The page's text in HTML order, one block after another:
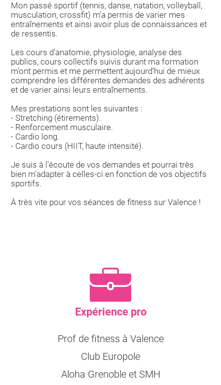
Mon passé sportif (tennis, danse, natation, volleyball,
musculation, crossfit) m'a permis de varier mes
entraînements et ainsi avoir plus de connaissances et
de ressentis.
Les cours d'anatomie, physiologie, analyse des
publics, cours collectifs suivis durant ma formation
m'ont permis et me permettent aujourd’hui de mieux
comprendre les différentes demandes des adhérents
et de varier ainsi leurs entraînements.
Mes prestations sont les suivantes :
- Stretching (étirements).
- Renforcement musculaire.
- Cardio long.
- Cardio cours (HIIT, haute intensité).
Je suis à l'écoute de vos demandes et pourrai très
bien m'adapter à celles-ci en fonction de vos objectifs
sportifs.
À très vite pour vos séances de fitness sur Valence !
Expérience pro
Prof de fitness à Valence
Club Europole
Aloha Grenoble et SMH